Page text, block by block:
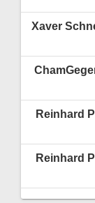
Xaver
Reinhard
Reinhard